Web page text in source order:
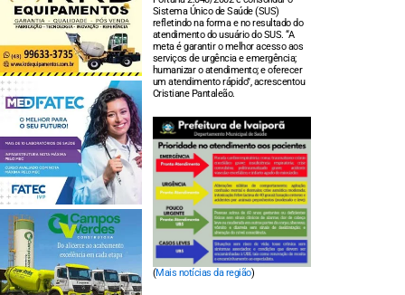
Sistema Único de Saúde (SUS)
refletindo na forma e no resultado do
atendimento do usuário do SUS. “A
meta é garantir o melhor acesso aos
serviços de urgência e emergência;
humanizar o atendimento; e oferecer
um atendimento rápido”, acrescentou
Cristiane Pantaleão.
(Mais notícias da região)